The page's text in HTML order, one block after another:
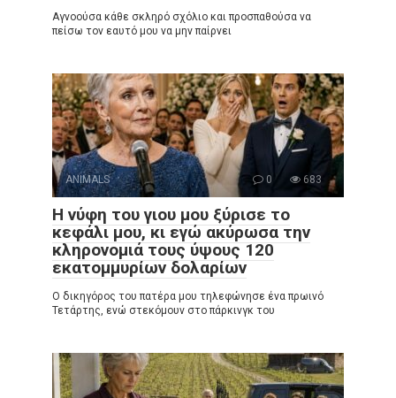
Αγνοούσα κάθε σκληρό σχόλιο και προσπαθούσα να
πείσω τον εαυτό μου να μην παίρνει
ANIMALS 0 683
Η νύφη του γιου μου ξύρισε το
κεφάλι μου, κι εγώ ακύρωσα την
κληρονομιά τους ύψους 120
εκατομμυρίων δολαρίων
Ο δικηγόρος του πατέρα μου τηλεφώνησε ένα πρωινό
Τετάρτης, ενώ στεκόμουν στο πάρκινγκ του